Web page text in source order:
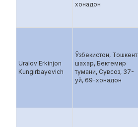
хонадон
Uralov Erkinjon
Kungirbayevich
Ўзбекистон, Тошкент
шахар, Бектемир
тумани, Сувсоз, 37-
уй, 69-хонадон